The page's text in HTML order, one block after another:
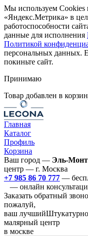
Мы используем Cookies
«Яндекс.Метрика» в
работоспособности
данные для исполнения
Политикой
персональных данных.
покиньте сайт.
Принимаю
Товар добавлен в
Главная
Каталог
Профиль
Корзина
Ваш город — Эль-
центр — г. Москва
+7 985 86 70 777 —
— онлайн
Заказать обратный
пожалуй,
ваш лучший
малярный центр
в москве